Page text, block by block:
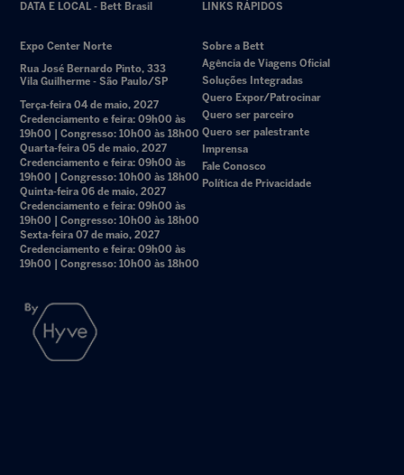
DATA E LOCAL - Bett Brasil
Expo Center Norte
Rua José Bernardo Pinto, 333
Vila Guilherme - São Paulo/SP
Terça-feira 04 de maio, 2027
Credenciamento e feira: 09h00 às
19h00 | Congresso: 10h00 às 18h00
Quarta-feira 05 de maio, 2027
Credenciamento e feira: 09h00 às
19h00 | Congresso: 10h00 às 18h00
Quinta-feira 06 de maio, 2027
Credenciamento e feira: 09h00 às
19h00 | Congresso: 10h00 às 18h00
Sexta-feira 07 de maio, 2027
Credenciamento e feira: 09h00 às
19h00 | Congresso: 10h00 às 18h00
LINKS RÁPIDOS
Sobre a Bett
Agência de Viagens Oficial
Soluções Integradas
Quero Expor/Patrocinar
Quero ser parceiro
Quero ser palestrante
Imprensa
Fale Conosco
Política de Privacidade